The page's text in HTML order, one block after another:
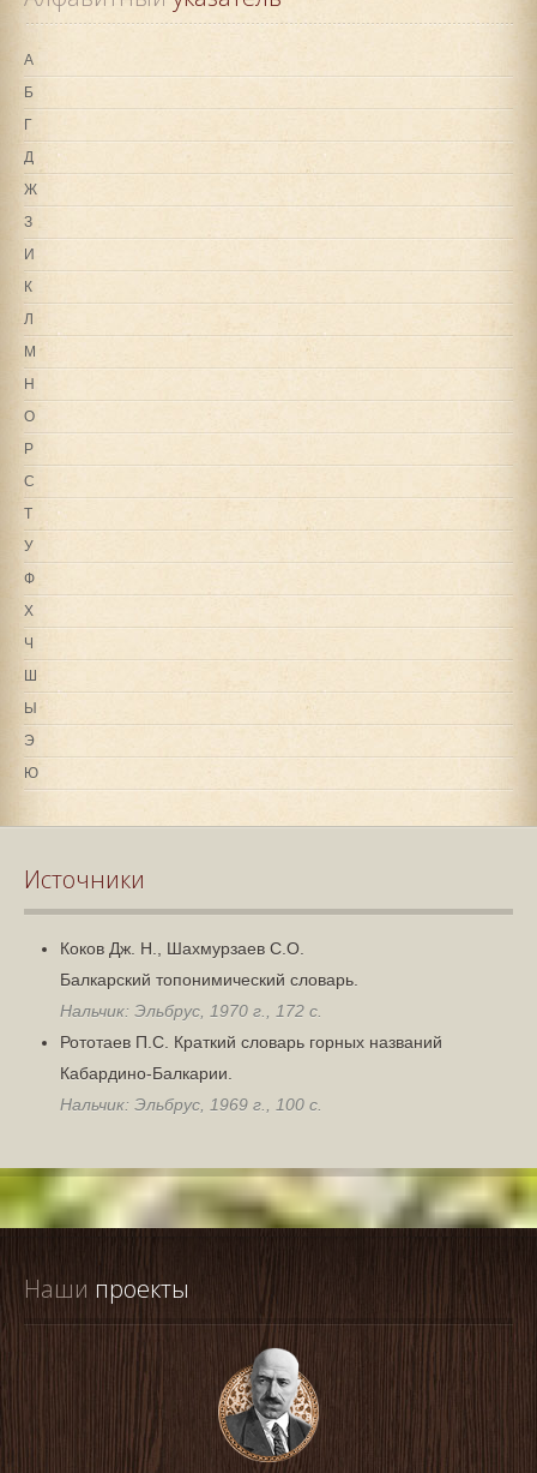
А
Б
Г
Д
Ж
З
И
К
Л
М
Н
О
Р
С
Т
У
Ф
Х
Ч
Ш
Ы
Э
Ю
Источники
Коков Дж. Н., Шахмурзаев С.О.
Балкарский топонимический словарь.
Нальчик: Эльбрус, 1970 г., 172 с.
Рототаев П.С. Краткий словарь горных названий
Кабардино-Балкарии.
Нальчик: Эльбрус, 1969 г., 100 с.
Наши проекты